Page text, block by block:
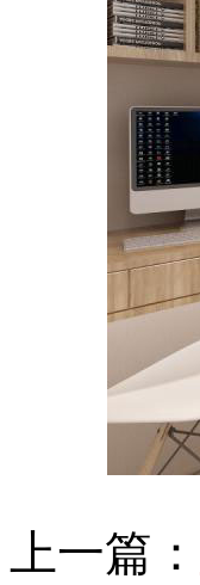
上一篇：